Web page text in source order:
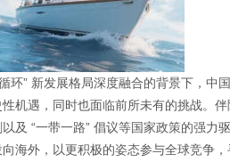
环” 新发展格局深度融合的背景下，中国
机遇，同时也面临前所未有的挑战。伴
及 “一带一路” 倡议等国家政策的强力驱
海外，以更积极的姿态参与全球竞争，